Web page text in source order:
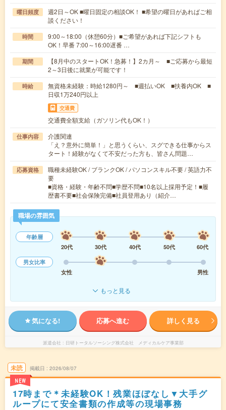
曜日頻度
週2日～OK ■曜日固定の相談OK！ ■希望の曜日があればご相
談ください！
時間
9:00～18:00（休憩60分）■ご希望があれば下記シフトも
OK！早番 7:00～16:00遅番 …
期間
【8月中のスタートOK！急募！】2カ月～ ■ご応募から最短
2～3日後に就業が可能です！
時給
無資格未経験：時給1280円～ ■週払いOK ■扶養内OK ■
日収1万240円以上
交通費
交通費全額支給（ガソリン代もOK！）
仕事内容
介護関連
「え？意外に簡単！」と思うくらい、スグできる仕事からス
タート！経験がなくて不安だった方も、皆さん問題…
応募資格
職種未経験OK / ブランクOK / パソコンスキル不要 / 英語力不
要
■資格・経験・年齢不問■学歴不問■10名以上採用予定！■履
歴書不要■社会保険完備■社員登用あり（紹介…
職場の雰囲気
年齢層
20代
30代 40代 50代
60代
男女比率
女性
男性
もっと見る
気になる! 応募へ進む 詳しく見る
派遣会社 日研トータルソーシング株式会社 メディカルケア事業部
未読
NEW
掲載日 2026/08/07
17時まで＊未経験OK！残業ほぼなし▼大手グ
ループにて安全書類の作成等の現場事務